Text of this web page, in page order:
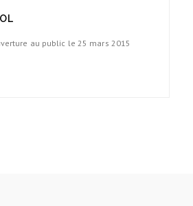
au public le 25 mars 2015